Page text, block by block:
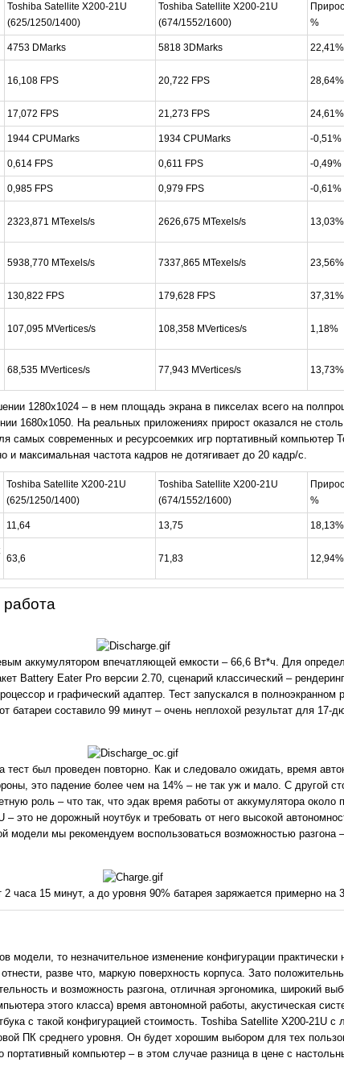
Toshiba Satellite X200-21U
(625/1250/1400)
Toshiba Satellite X200-21U
(674/1552/1600)
%
4753 DMarks 5818 3DMarks 22,41%
16,108 FPS 20,722 FPS 28,64%
17,072 FPS 21,273 FPS 24,61%
1944 CPUMarks 1934 CPUMarks -0,51%
0,614 FPS 0,611 FPS -0,49%
0,985 FPS 0,979 FPS -0,61%
2323,871 MTexels/s 2626,675 MTexels/s 13,03%
5938,770 MTexels/s 7337,865 MTexels/s 23,56%
130,822 FPS 179,628 FPS 37,31%
107,095 MVertices/s 108,358 MVertices/s 1,18%
68,535 MVertices/s 77,943 MVertices/s 13,73%
1280х1024 – в нем площадь экрана в пикселах всего на
1680x1050. На реальных приложениях прирост оказался не
самых современных и ресурсоемких игр портативный компьютер
и максимальная частота кадров не дотягивает до 20 кадр/с.
Toshiba Satellite X200-21U
(625/1250/1400)
Toshiba Satellite X200-21U
(674/1552/1600)
%
11,64 13,75 18,13%
63,6 71,83 12,94%
аккумулятором впечатляющей емкости – 66,6 Вт*ч. Для
Battery Eater Pro версии 2.70, сценарий классический –
и графический адаптер. Тест запускался в полноэкранном
батареи составило 99 минут – очень неплохой результат для 17-
тест был проведен повторно. Как и следовало ожидать, время
это падение более чем на 14% – не так уж и мало. С другой
роль – что так, что эдак время работы от аккумулятора около
это не дорожный ноутбук и требовать от него высокой
модели мы рекомендуем воспользоваться возможностью разгона
часа 15 минут, а до уровня 90% батарея заряжается примерно на
модели, то незначительное изменение конфигурации практически
разве что, маркую поверхность корпуса. Зато
и возможность разгона, отличная эргономика, широкий
этого класса) время автономной работы, акустическая
с такой конфигурацией стоимость. Toshiba Satellite X200-21U с
ПК среднего уровня. Он будет хорошим выбором для тех
компьютер – в этом случае разница в цене с